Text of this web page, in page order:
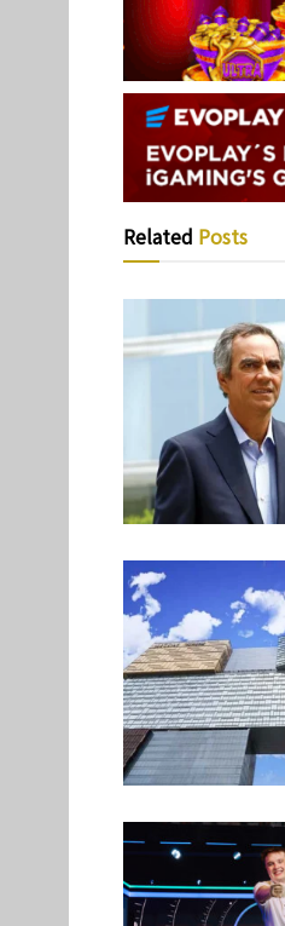
Related Posts